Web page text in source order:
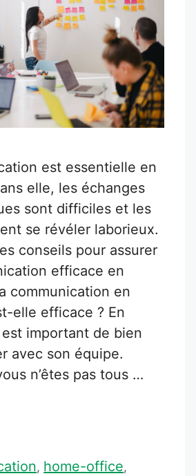
est essentielle en
elle, les échanges
sont difficiles et les
se révéler laborieux.
conseils pour assurer
efficace en
communication en
elle efficace ? En
important de bien
avec son équipe.
n’êtes pas tous …
, home-office,